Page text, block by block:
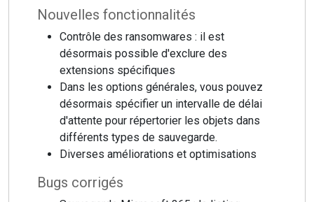
Nouvelles fonctionnalités
Contrôle des ransomwares : il est
désormais possible d'exclure des
extensions spécifiques
Dans les options générales, vous pouvez
désormais spécifier un intervalle de délai
d'attente pour répertorier les objets dans
différents types de sauvegarde.
Diverses améliorations et optimisations
Bugs corrigés